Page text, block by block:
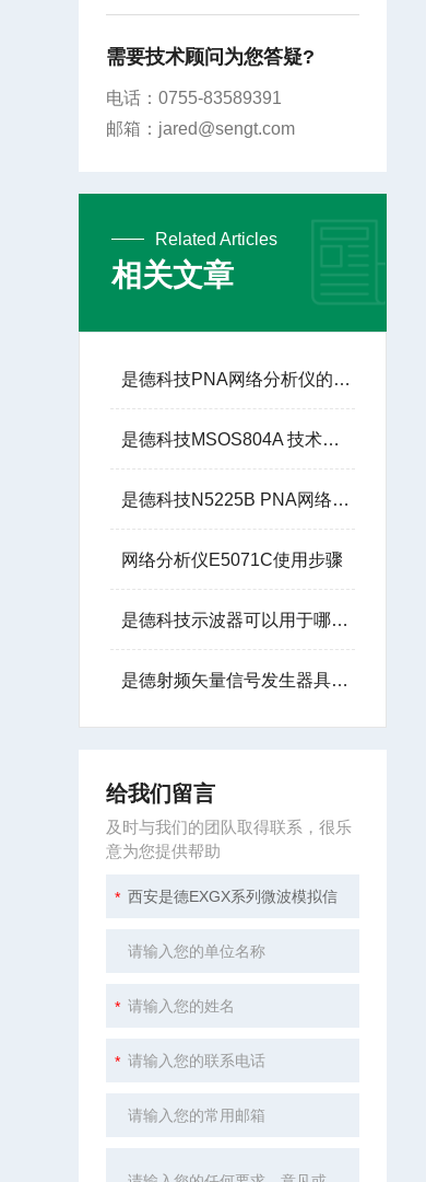
需要技术顾问为您答疑?
电话：0755-83589391
邮箱：jared@sengt.com
Related Articles
相关文章
是德科技PNA网络分析仪的技术优势
是德科技MSOS804A 技术参数
是德科技N5225B PNA网络分析仪：高频与微波测试的基石
网络分析仪E5071C使用步骤
是德科技示波器可以用于哪些行业？
是德射频矢量信号发生器具备灵活的波形生成能力
给我们留言
及时与我们的团队取得联系，很乐
意为您提供帮助